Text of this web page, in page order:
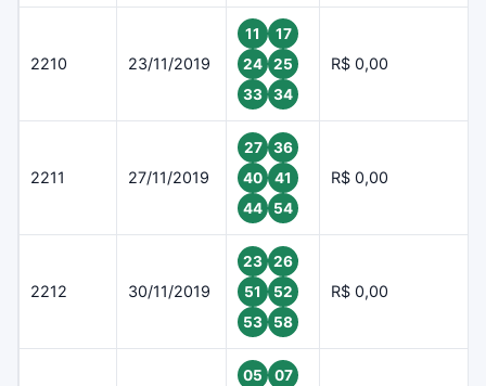
2210 23/11/2019
11
17
24
25
33
34
R$ 0,00
2211 27/11/2019
27
36
40
41
44
54
R$ 0,00
2212 30/11/2019
23
26
51
52
53
58
R$ 0,00
05
07